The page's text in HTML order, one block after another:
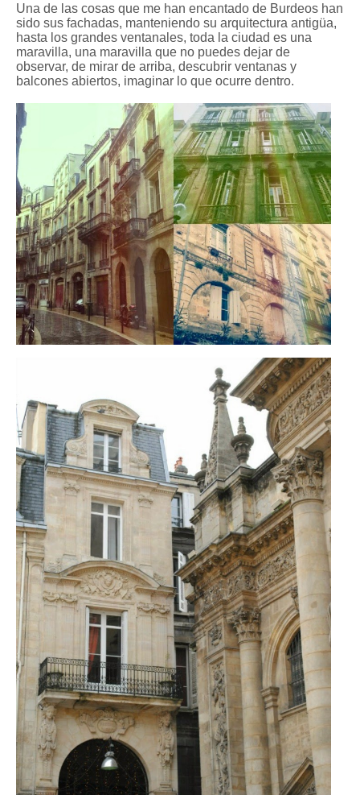
Una de las cosas que me han encantado de Burdeos han
sido sus fachadas, manteniendo su arquitectura antigüa,
hasta los grandes ventanales, toda la ciudad es una
maravilla, una maravilla que no puedes dejar de
observar, de mirar de arriba, descubrir ventanas y
balcones abiertos, imaginar lo que ocurre dentro.